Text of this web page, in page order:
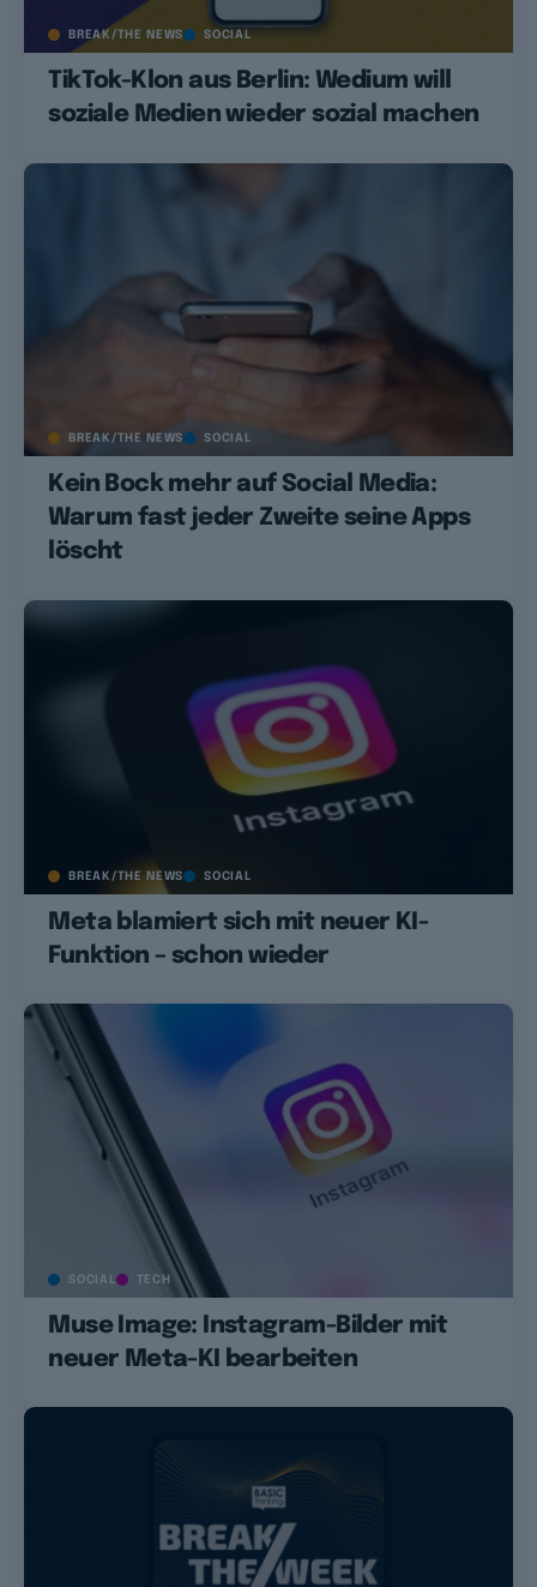
BREAK/THE NEWS SOCIAL
TikTok-Klon aus Berlin: Wedium will
soziale Medien wieder sozial machen
BREAK/THE NEWS SOCIAL
Kein Bock mehr auf Social Media:
Warum fast jeder Zweite seine Apps
löscht
BREAK/THE NEWS SOCIAL
Meta blamiert sich mit neuer KI-
Funktion – schon wieder
SOCIAL TECH
Muse Image: Instagram-Bilder mit
neuer Meta-KI bearbeiten